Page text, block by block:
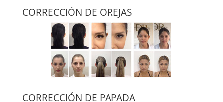
CORRECCIÓN DE OREJAS
CORRECCIÓN DE PAPADA